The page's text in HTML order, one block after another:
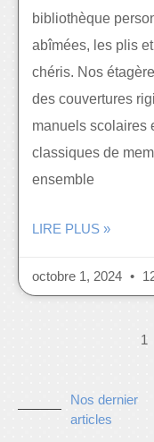
bibliothèque
abîmées, les plis
chéris. Nos
des couvertures
manuels scolaires
classiques de
ensemble
LIRE PLUS »
octobre 1, 2024
1
Nos dernier
articles